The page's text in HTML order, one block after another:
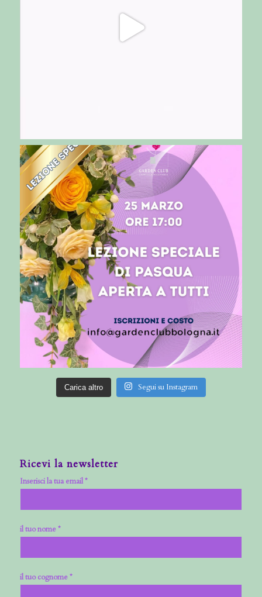
Carica altro Segui su Instagram
Ricevi la newsletter
Inserisci la tua email *
il tuo nome *
il tuo cognome *